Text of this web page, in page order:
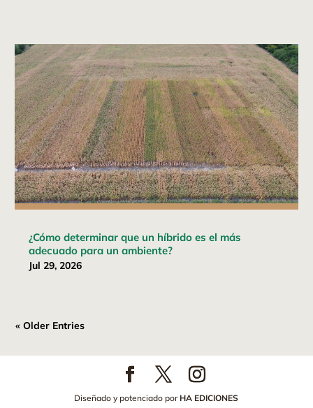
¿Cómo determinar que un híbrido es el más
adecuado para un ambiente?
Jul 29, 2026
« Older Entries
Diseñado y potenciado por HA EDICIONES